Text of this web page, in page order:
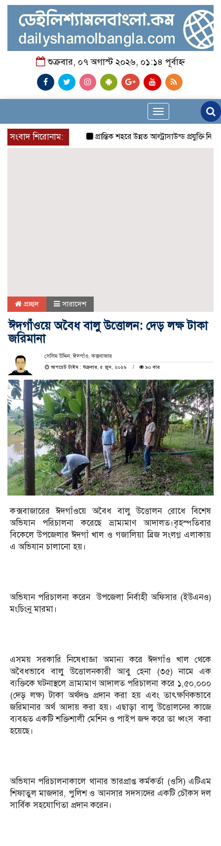
শুক্রবার, ০৭ অগাস্ট ২০২৬, ০১:১৪ পূর্বাহ্ন
Toggle
navigation
সংবাদ শিরোনাম:
প্রান্তিক শহরে উন্নত আল্ট্রাসাউন্ড প্রযুক্তি নিয়ে
প্রচ্ছদ সারাদেশ
ঈদগাঁওয়ে অবৈধ বালু উত্তোলন: দেড় লক্ষ টাকা
জরিমানা
সেলিম উদ্দিন, ঈদগাঁও, কক্সবাজার
আপডেট টাইম : শুক্রবার, ৫ জুন, ২০২৬
৯০ বার
কক্সবাজারের ঈদগাঁওয়ে অবৈধ বালু উত্তোলন রোধে বিশেষ
অভিযান পরিচালনা করেছে ভ্রাম্যমাণ আদালত।বৃহস্পতিবার
বিকেলে উপজেলার ঈদগাঁ খাল ও গজালিয়া ব্রিজ সংলগ্ন এলাকায়
এ অভিযান চালানো হয়।
অভিযান পরিচালনা করেন উপজেলা নির্বাহী অফিসার (ইউএনও)
মংচিংনু মারমা।
এসময় সরকারি নিষেধাজ্ঞা অমান্য করে ঈদগাঁও খাল থেকে
অবৈধভাবে বালু উত্তোলনকারী আবু হেনা (৩৫) নামে এক
ব্যক্তিকে ঘটনাস্থলে ভ্রাম্যমাণ আদালত পরিচালনা করে ১,৫০,০০০
(দেড় লক্ষ) টাকা অর্থদণ্ড প্রদান করা হয় এবং তাৎক্ষণিকভাবে
জরিমানার অর্থ আদায় করা হয়। এছাড়া বালু উত্তোলনের কাজে
ব্যবহৃত একটি শক্তিশালী মেশিন ও পাইপ জব্দ করে তা ধ্বংস করা
হয়েছে।
অভিযান পরিচালনাকালে থানার ভারপ্রাপ্ত কর্মকর্তা (ওসি) এটিএম
শিফাতুল মাজদার, পুলিশ ও আনসার সদস্যদের একটি চৌকস দল
সার্বিক সহযোগিতা প্রদান করেন।